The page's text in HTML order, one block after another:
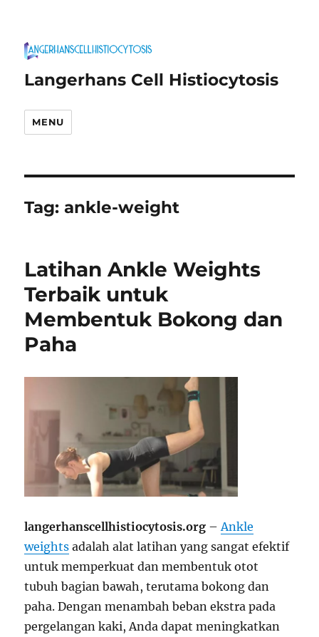
Langerhans Cell Histiocytosis
MENU
Tag:ankle-weight
Latihan Ankle Weights
Terbaik untuk
Membentuk Bokong dan
Paha
langerhanscellhistiocytosis.org –Ankle
weights adalah alat latihan yang sangat efektif
untuk memperkuat dan membentuk otot
tubuh bagian bawah, terutama bokong dan
paha. Dengan menambah beban ekstra pada
pergelangan kaki, Anda dapat meningkatkan